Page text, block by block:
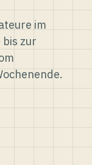
im
zur